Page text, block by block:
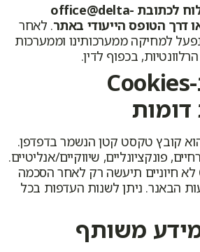
בקשות יש לשלוח לכתובת office@delta-
. לאחר
למחיקה ממערכותינו וממערכות
בכפוף לדין.
6. שימוש ב-Cookies
דומות
פונקציונליים, שיווקיים/אנליטיים.
טעינת Cookies לא חיוניים תיעשה רק לאחר הסכמה
הבאנר. ניתן לשנות העדפות בכל